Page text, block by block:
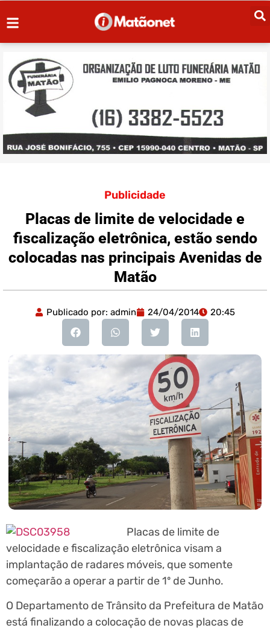
Publicidade
Placas de limite de velocidade e
fiscalização eletrônica, estão sendo
colocadas nas principais Avenidas de
Matão
Publicado por: admin 24/04/2014 20:45
Placas de limite de
velocidade e fiscalização eletrônica visam a
implantação de radares móveis, que somente
começarão a operar a partir de 1º de Junho.
O Departamento de Trânsito da Prefeitura de Matão
está finalizando a colocação de novas placas de